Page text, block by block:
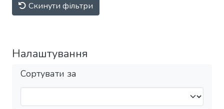
Скинути фільтри
Налаштування
Сортувати за